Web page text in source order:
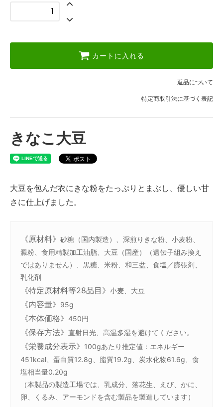
カートに入れる
返品について
特定商取引法に基づく表記
きなこ大豆
大豆を包んだ衣にきな粉をたっぷりとまぶし、優しい甘
さに仕上げました。
《原材料》 砂糖（国内製造）、深煎りきな粉、小麦粉、
澱粉、食用精製加工油脂、大豆（国産）（遺伝子組み換え
ではありません）、黒糖、米粉、和三盆、食塩／膨張剤、
乳化剤
《特定原材料等28品目》 小麦、大豆
《内容量》 95g
《本体価格》 450円
《保存方法》 直射日光、高温多湿を避けてください。
《栄養成分表示》 100gあたり推定値：エネルギー
451kcal、蛋白質12.8g、脂質19.2g、炭水化物61.6g、食
塩相当量0.20g
（本製品の製造工場では、乳成分、落花生、えび、かに、
卵、くるみ、アーモンドを含む製品を製造しています）